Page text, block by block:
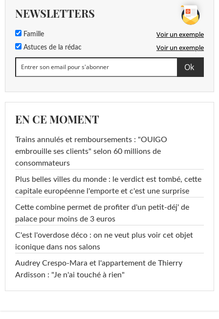
NEWSLETTERS
Famille Voir un exemple
Astuces de la rédac Voir un exemple
EN CE MOMENT
Trains annulés et remboursements : "OUIGO
embrouille ses clients" selon 60 millions de
consommateurs
Plus belles villes du monde : le verdict est tombé, cette
capitale européenne l'emporte et c'est une surprise
Cette combine permet de profiter d'un petit-déj' de
palace pour moins de 3 euros
C'est l'overdose déco : on ne veut plus voir cet objet
iconique dans nos salons
Audrey Crespo-Mara et l'appartement de Thierry
Ardisson : "Je n'ai touché à rien"